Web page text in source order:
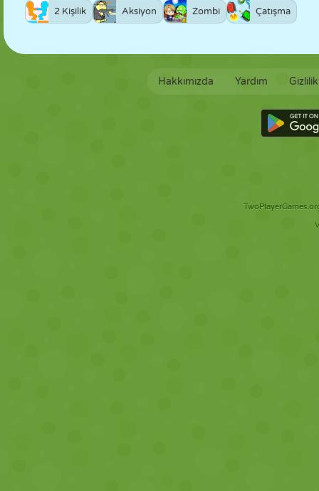
2 Kişilik Aksiyon Zombi Çatışma
Hakkımızda Yardım